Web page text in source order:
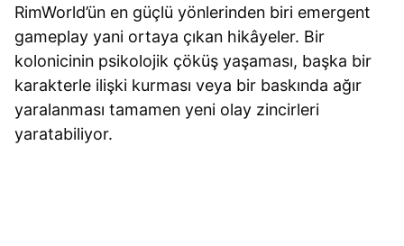
RimWorld’ün en güçlü yönlerinden biri emergent
gameplay yani ortaya çıkan hikâyeler. Bir
kolonicinin psikolojik çöküş yaşaması, başka bir
karakterle ilişki kurması veya bir baskında ağır
yaralanması tamamen yeni olay zincirleri
yaratabiliyor.